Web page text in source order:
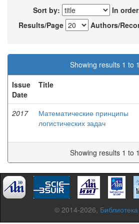
Sort by:
In
Results/Page
Authors/
Showing results 1 to
Issue
Date
Title
2017
Математические принципы
логистических задач
Showing results 1 to
© 2014-2026,